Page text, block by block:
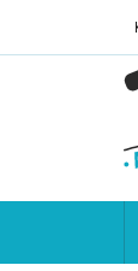
obsah